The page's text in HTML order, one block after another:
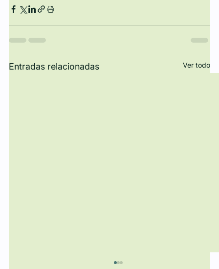
Entradas relacionadas Ver todo